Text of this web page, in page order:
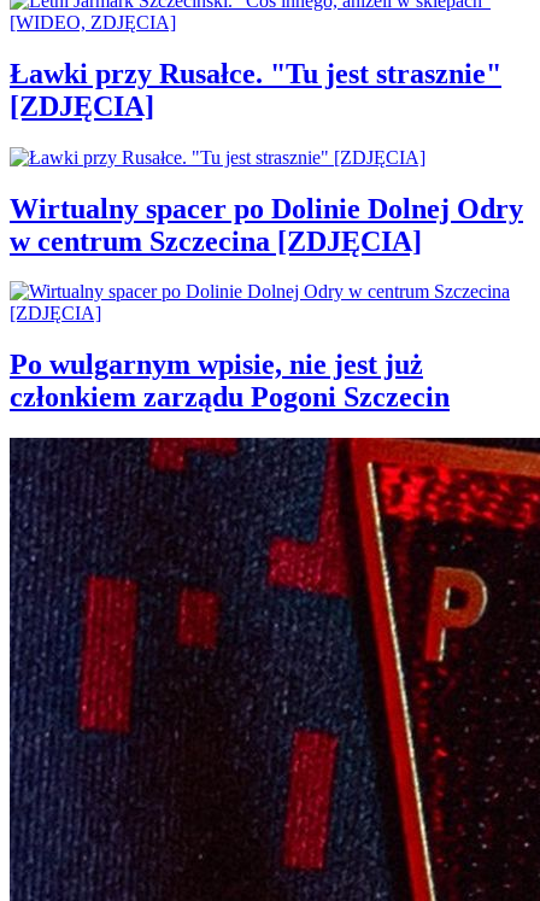
Ławki przy Rusałce. "Tu jest strasznie"
[ZDJĘCIA]
Wirtualny spacer po Dolinie Dolnej Odry
w centrum Szczecina [ZDJĘCIA]
Po wulgarnym wpisie, nie jest już
członkiem zarządu Pogoni Szczecin